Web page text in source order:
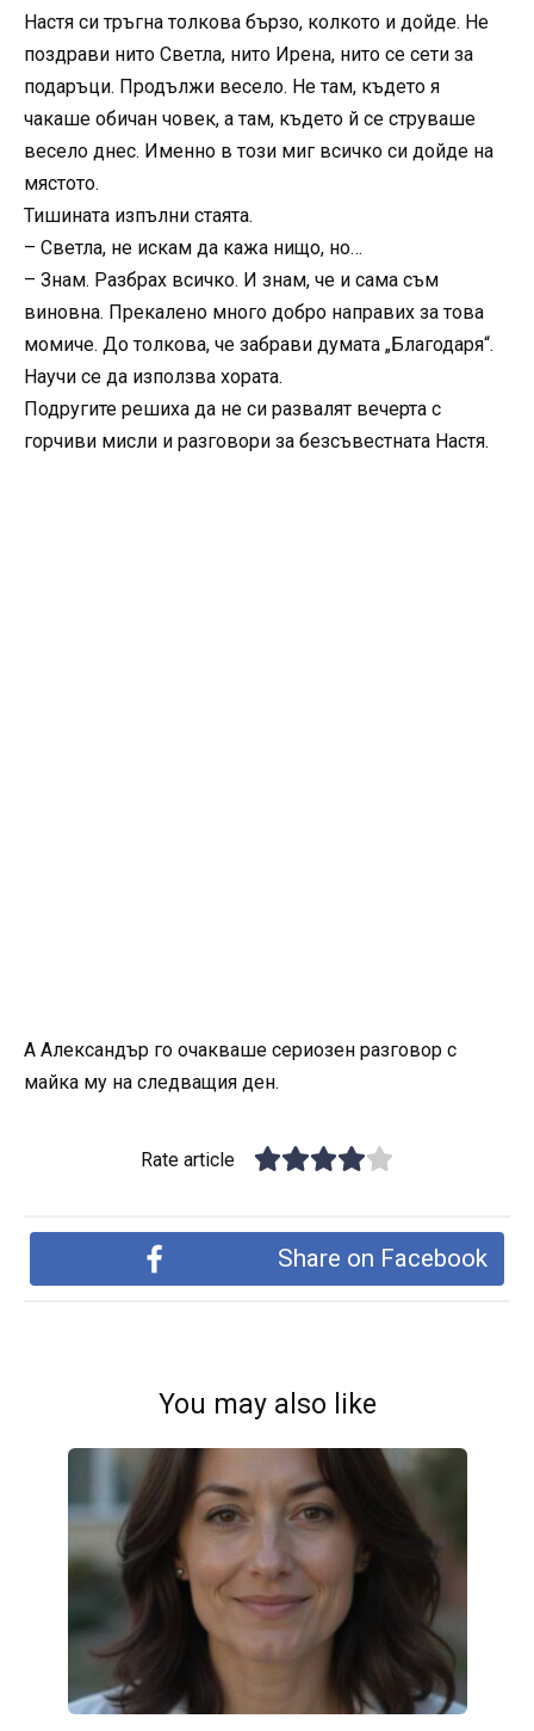
Настя си тръгна толкова бързо, колкото и дойде. Не
поздрави нито Светла, нито Ирена, нито се сети за
подаръци. Продължи весело. Не там, където я
чакаше обичан човек, а там, където й се струваше
весело днес. Именно в този миг всичко си дойде на
мястото.
Тишината изпълни стаята.
– Светла, не искам да кажа нищо, но…
– Знам. Разбрах всичко. И знам, че и сама съм
виновна. Прекалено много добро направих за това
момиче. До толкова, че забрави думата „Благодаря“.
Научи се да използва хората.
Подругите решиха да не си развалят вечерта с
горчиви мисли и разговори за безсъвестната Настя.
А Александър го очакваше сериозен разговор с
майка му на следващия ден.
Rate article
Share on Facebook
You may also like